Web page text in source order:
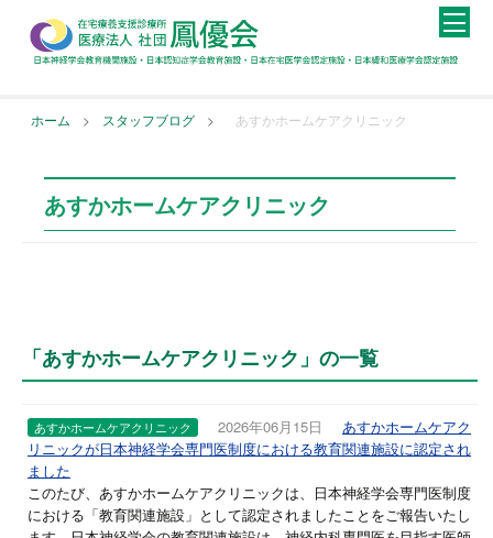
ホーム > スタッフブログ > あすかホームケアクリニック
あすかホームケアクリニック
「あすかホームケアクリニック」の一覧
あすかホームケアクリニック 2026年06月15日
あすかホームケアク
リニックが日本神経学会専門医制度における教育関連施設に認定され
ました
このたび、あすかホームケアクリニックは、日本神経学会専門医制度
における「教育関連施設」として認定されましたことをご報告いたし